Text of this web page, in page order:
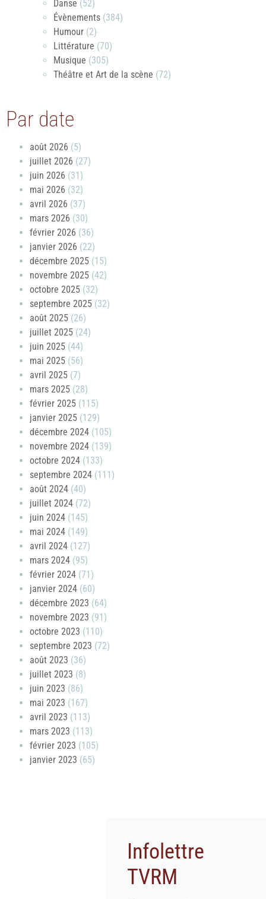
Danse (52)
Évènements (384)
Humour (2)
Littérature (70)
Musique (305)
Théâtre et Art de la scène (72)
Par date
août 2026 (5)
juillet 2026 (27)
juin 2026 (31)
mai 2026 (32)
avril 2026 (37)
mars 2026 (30)
février 2026 (36)
janvier 2026 (22)
décembre 2025 (15)
novembre 2025 (42)
octobre 2025 (32)
septembre 2025 (32)
août 2025 (26)
juillet 2025 (24)
juin 2025 (44)
mai 2025 (56)
avril 2025 (7)
mars 2025 (28)
février 2025 (115)
janvier 2025 (129)
décembre 2024 (105)
novembre 2024 (139)
octobre 2024 (133)
septembre 2024 (111)
août 2024 (40)
juillet 2024 (72)
juin 2024 (145)
mai 2024 (149)
avril 2024 (127)
mars 2024 (95)
février 2024 (71)
janvier 2024 (60)
décembre 2023 (64)
novembre 2023 (91)
octobre 2023 (110)
septembre 2023 (72)
août 2023 (36)
juillet 2023 (8)
juin 2023 (86)
mai 2023 (167)
avril 2023 (113)
mars 2023 (113)
février 2023 (105)
janvier 2023 (65)
Infolettre
TVRM